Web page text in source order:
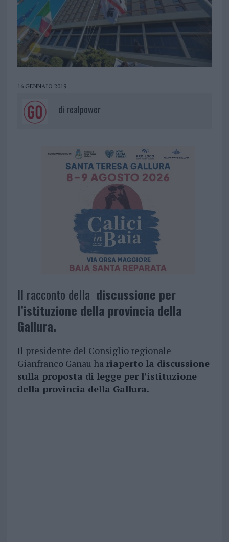
16 GENNAIO 2019
di realpower
Il racconto della discussione per
l’istituzione della provincia della
Gallura.
Il presidente del Consiglio regionale
Gianfranco Ganau ha riaperto la discussione
sulla proposta di legge per l’istituzione
della provincia della Gallura.